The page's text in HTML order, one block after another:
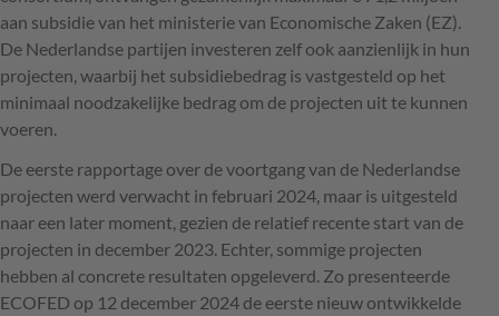
aan subsidie van het ministerie van Economische Zaken (EZ).
De Nederlandse partijen investeren zelf ook aanzienlijk in hun
projecten, waarbij het subsidiebedrag is vastgesteld op het
minimaal noodzakelijke bedrag om de projecten uit te kunnen
voeren.
De eerste rapportage over de voortgang van de Nederlandse
projecten werd verwacht in februari 2024, maar is uitgesteld
naar een later moment, gezien de relatief recente start van de
projecten in december 2023. Echter, sommige projecten
hebben al concrete resultaten opgeleverd. Zo presenteerde
ECOFED op 12 december 2024 de eerste nieuw ontwikkelde